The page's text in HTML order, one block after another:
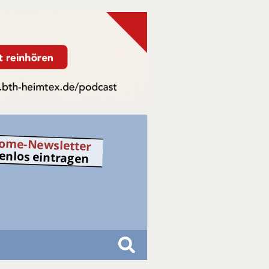
Newsletter
eintragen
S